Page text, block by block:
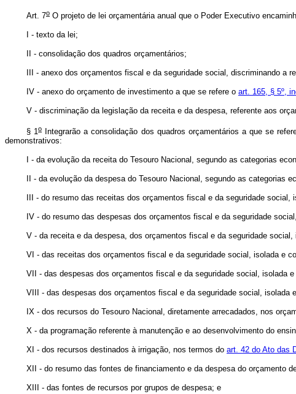
Art. 7o O projeto de lei orçamentária anual que o Poder Executivo
I - texto da lei;
II - consolidação dos quadros orçamentários;
III - anexo dos orçamentos fiscal e da seguridade social, discriminando a
IV - anexo do orçamento de investimento a que se refere o art. 165, § 5º,
V - discriminação da legislação da receita e da despesa, referente aos
§ 1oIntegrarão a consolidação dos quadros orçamentários a que se
demonstrativos:
I - da evolução da receita do Tesouro Nacional, segundo as categorias
II - da evolução da despesa do Tesouro Nacional, segundo as categorias
III - do resumo das receitas dos orçamentos fiscal e da seguridade
IV - do resumo das despesas dos orçamentos fiscal e da seguridade
V - da receita e da despesa, dos orçamentos fiscal e da seguridade
VI - das receitas dos orçamentos fiscal e da seguridade social, isolada e
VII - das despesas dos orçamentos fiscal e da seguridade social, isolada
VIII - das despesas dos orçamentos fiscal e da seguridade social, isolada
IX - dos recursos do Tesouro Nacional, diretamente arrecadados, nos
X - da programação referente à manutenção e ao desenvolvimento do
XI - dos recursos destinados à irrigação, nos termos do art. 42 do Ato das
XII - do resumo das fontes de financiamento e da despesa do orçamento
XIII - das fontes de recursos por grupos de despesa; e